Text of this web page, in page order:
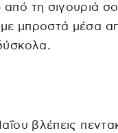
από τη σιγουριά
μπροστά μέσα
βλέπεις